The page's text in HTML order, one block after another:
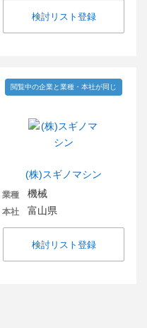
検討リスト登録
(株)スギノマシン
閲覧中の企業と業種・本社が同じ
業種 機械
本社 富山県
検討リスト登録